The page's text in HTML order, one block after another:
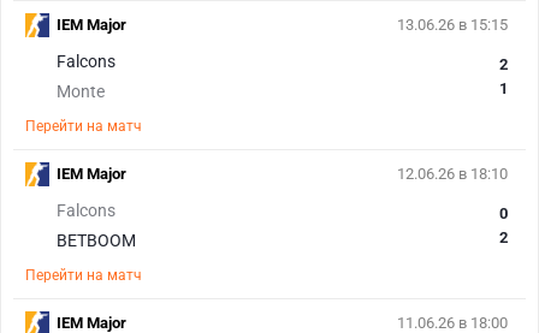
13.06.26 в 15:15
Falcons
Monte
2
1
Перейти на матч
IEM Major
12.06.26 в 18:10
Falcons
BETBOOM
0
2
Перейти на матч
IEM Major
11.06.26 в 18:00
IEM Major